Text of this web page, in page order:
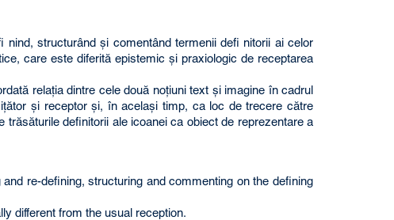
structurând şi comentând termenii defi nitorii ai celor
care este diferită epistemic şi praxiologic de receptarea
relaţia dintre cele două noţiuni text şi imagine în cadrul
şi receptor şi, în acelaşi timp, ca loc de trecere către
definitorii ale icoanei ca obiect de reprezentare a
re-defining, structuring and commenting on the defining
different from the usual reception.